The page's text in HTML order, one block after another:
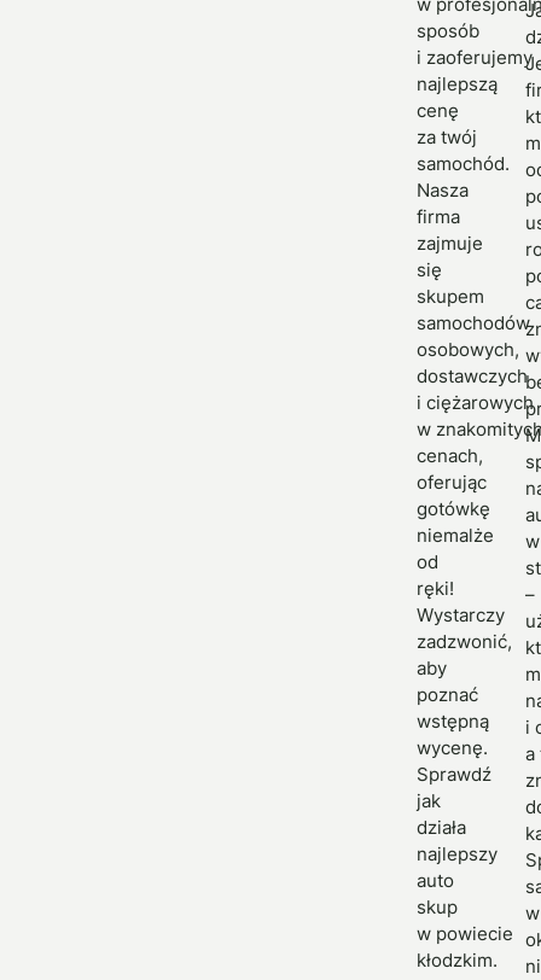
sposób
i zaoferujemy
najlepszą
cenę
za twój
samochód.
Nasza
firma
zajmuje
się
skupem
samochodów
osobowych,
dostawczych
i ciężarowych
w
cenach,
oferując
gotówkę
niemalże
od
ręki!
Wystarczy
zadzwonić,
aby
poznać
wstępną
wycenę.
Sprawdź
jak
działa
najlepszy
auto
skup
w powiecie
kłodzkim.
–
i
a